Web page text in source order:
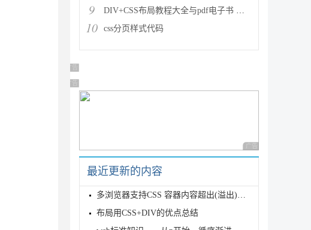
9 DIV+CSS布局教程大全与pdf电子书 下载
10 css分页样式代码
广告 商业广告，理性选择
广告 商业广告，理性选择
广告 商业广告，理性
最近更新的内容
多浏览器支持CSS 容器内容超出(溢出)支持自动换行
布局用CSS+DIV的优点总结